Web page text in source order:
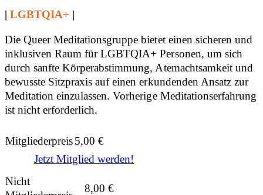
|LGBTQIA+ |
Die Queer Meditationsgruppe bietet einen sicheren und
inklusiven Raum für LGBTQIA+ Personen, um sich
durch sanfte Körperabstimmung, Atemachtsamkeit und
bewusste Sitzpraxis auf einen erkundenden Ansatz zur
Meditation einzulassen. Vorherige Meditationserfahrung
ist nicht erforderlich.
Mitgliederpreis5,00€
Jetzt Mitglied werden!
Nicht
8,00€